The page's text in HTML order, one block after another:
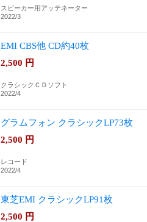
スピーカー用アッテネーター
2022/3
EMI CBS他 CD約40枚
2,500 円
クラシックＣＤソフト
2022/4
グラムフォン クラシックLP73枚
2,500 円
レコード
2022/4
東芝EMI クラシックLP91枚
2,500 円